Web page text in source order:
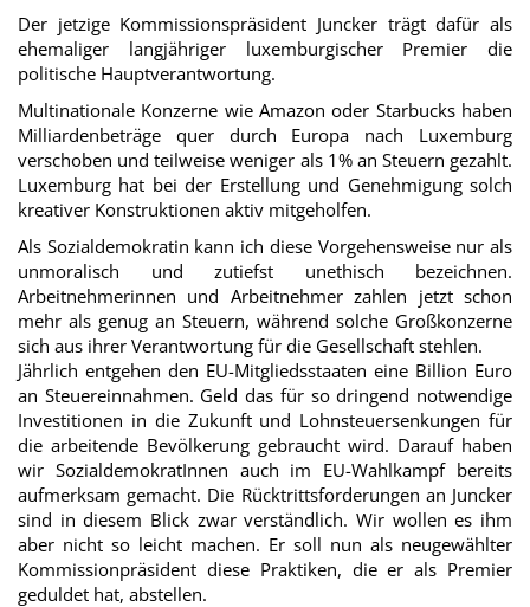
Der jetzige Kommissionspräsident Juncker trägt dafür als
ehemaliger langjähriger luxemburgischer Premier die
politische Hauptverantwortung.
Multinationale Konzerne wie Amazon oder Starbucks haben
Milliardenbeträge quer durch Europa nach Luxemburg
verschoben und teilweise weniger als 1% an Steuern gezahlt.
Luxemburg hat bei der Erstellung und Genehmigung solch
kreativer Konstruktionen aktiv mitgeholfen.
Als Sozialdemokratin kann ich diese Vorgehensweise nur als
unmoralisch und zutiefst unethisch bezeichnen.
Arbeitnehmerinnen und Arbeitnehmer zahlen jetzt schon
mehr als genug an Steuern, während solche Großkonzerne
sich aus ihrer Verantwortung für die Gesellschaft stehlen.
Jährlich entgehen den EU-Mitgliedsstaaten eine Billion Euro
an Steuereinnahmen. Geld das für so dringend notwendige
Investitionen in die Zukunft und Lohnsteuersenkungen für
die arbeitende Bevölkerung gebraucht wird. Darauf haben
wir SozialdemokratInnen auch im EU-Wahlkampf bereits
aufmerksam gemacht. Die Rücktrittsforderungen an Juncker
sind in diesem Blick zwar verständlich. Wir wollen es ihm
aber nicht so leicht machen. Er soll nun als neugewählter
Kommissionpräsident diese Praktiken, die er als Premier
geduldet hat, abstellen.